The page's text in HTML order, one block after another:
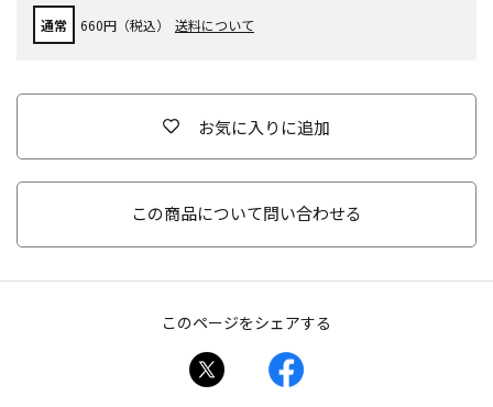
通常 660円（税込） 送料について
お気に入りに追加
この商品について問い合わせる
このページをシェアする